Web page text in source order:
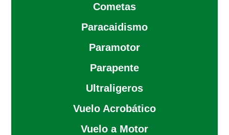
Cometas
Paracaidismo
Paramotor
Parapente
Ultraligeros
Vuelo Acrobático
Vuelo a Motor